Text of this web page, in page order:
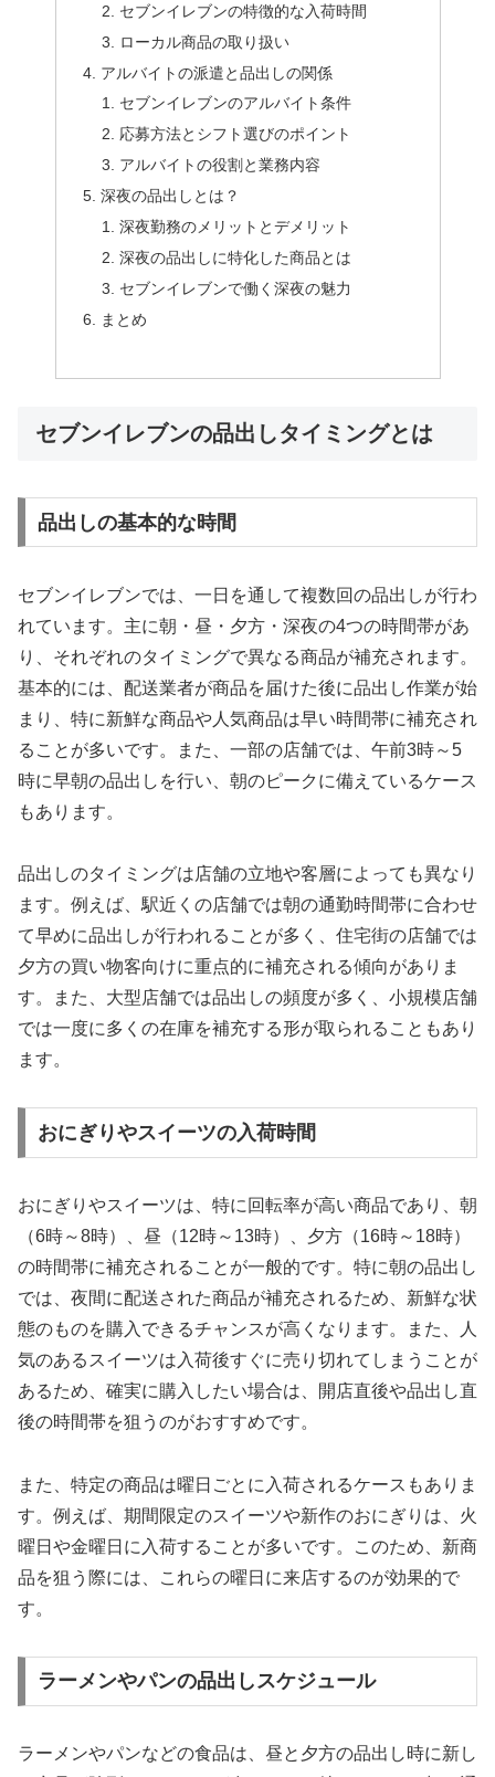
セブンイレブンの特徴的な入荷時間
ローカル商品の取り扱い
アルバイトの派遣と品出しの関係
セブンイレブンのアルバイト条件
応募方法とシフト選びのポイント
アルバイトの役割と業務内容
深夜の品出しとは？
深夜勤務のメリットとデメリット
深夜の品出しに特化した商品とは
セブンイレブンで働く深夜の魅力
まとめ
セブンイレブンの品出しタイミングとは
品出しの基本的な時間
セブンイレブンでは、一日を通して複数回の品出しが行わ
れています。主に朝・昼・夕方・深夜の4つの時間帯があ
り、それぞれのタイミングで異なる商品が補充されます。
基本的には、配送業者が商品を届けた後に品出し作業が始
まり、特に新鮮な商品や人気商品は早い時間帯に補充され
ることが多いです。また、一部の店舗では、午前3時～5
時に早朝の品出しを行い、朝のピークに備えているケース
もあります。
品出しのタイミングは店舗の立地や客層によっても異なり
ます。例えば、駅近くの店舗では朝の通勤時間帯に合わせ
て早めに品出しが行われることが多く、住宅街の店舗では
夕方の買い物客向けに重点的に補充される傾向がありま
す。また、大型店舗では品出しの頻度が多く、小規模店舗
では一度に多くの在庫を補充する形が取られることもあり
ます。
おにぎりやスイーツの入荷時間
おにぎりやスイーツは、特に回転率が高い商品であり、朝
（6時～8時）、昼（12時～13時）、夕方（16時～18時）
の時間帯に補充されることが一般的です。特に朝の品出し
では、夜間に配送された商品が補充されるため、新鮮な状
態のものを購入できるチャンスが高くなります。また、人
気のあるスイーツは入荷後すぐに売り切れてしまうことが
あるため、確実に購入したい場合は、開店直後や品出し直
後の時間帯を狙うのがおすすめです。
また、特定の商品は曜日ごとに入荷されるケースもありま
す。例えば、期間限定のスイーツや新作のおにぎりは、火
曜日や金曜日に入荷することが多いです。このため、新商
品を狙う際には、これらの曜日に来店するのが効果的で
す。
ラーメンやパンの品出しスケジュール
ラーメンやパンなどの食品は、昼と夕方の品出し時に新し